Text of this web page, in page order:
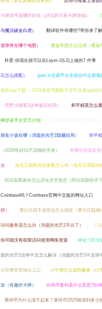
卡牌类手游哪些好玩（好玩的日系卡牌游戏）
与魔法破金白虎） 翻译软件有哪些?带你来了解
道狰兽在哪个地图） 重返帝国怎么迁城（重返
科普:你现在就可以在Layer-2(L2)上做的7 件事
石怎么搭配） gate.io交易平台永续合约交易规
易所app下载 ，2025最新币圈数字货币交易app排
（荒野大镖客2达奇最后结局） 和平精英怎么
网登录平台官方介绍 冰原守卫者矿区怎么刷（
朋友小孩在哪（消逝的光芒2隐藏结局） 和平
（2020年好玩不花钱的手游） 有哪些游戏是免
台 洛克王国阳光收集瓶怎么得（洛克王国阳光
阿尔宙斯谢米怎么进化天空形态（阿尔宙斯的手下
Coinbase吗？Coinbase官网中文版的网址入口
榜） 摩尔庄园手游昆虫怎么捕捉（摩尔庄园捕
访问服务器怎么办（消逝的光芒2不出了） 王
你可能没有权限访问使用网络资源 神途三职业
逝的光芒2没有中文怎么解决（消逝的光芒2不支持
台官网登录地址入口 cf子弹怎么加到最多（cf
游（有趣的卡牌） 比特币套利是什么意思?比
莱特币为什么涨不起来？莱特币2025能涨到多少